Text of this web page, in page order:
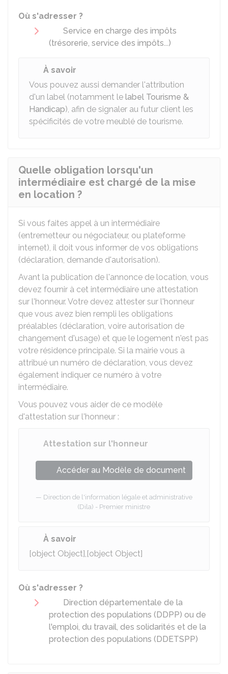
Où s'adresser ?
Service en charge des impôts
(trésorerie, service des impôts...)
À savoir
Vous pouvez aussi demander l'attribution
d'un label (notamment le label Tourisme &
Handicap), afin de signaler au futur client les
spécificités de votre meublé de tourisme.
Quelle obligation lorsqu'un
intermédiaire est chargé de la mise
en location ?
Si vous faites appel à un intermédiaire
(entremetteur ou négociateur, ou plateforme
internet), il doit vous informer de vos obligations
(déclaration, demande d'autorisation).
Avant la publication de l'annonce de location, vous
devez fournir à cet intermédiaire une attestation
sur l'honneur. Votre devez attester sur l'honneur
que vous avez bien rempli les obligations
préalables (déclaration, voire autorisation de
changement d'usage) et que le logement n'est pas
votre résidence principale. Si la mairie vous a
attribué un numéro de déclaration, vous devez
également indiquer ce numéro à votre
intermédiaire.
Vous pouvez vous aider de ce modèle
d'attestation sur l'honneur :
Attestation sur l'honneur
Accéder au Modèle de document
Direction de l'information légale et administrative
(Dila) - Premier ministre
À savoir
[object Object],[object Object]
Où s'adresser ?
Direction départementale de la
protection des populations (DDPP) ou de
l'emploi, du travail, des solidarités et de la
protection des populations (DDETSPP)